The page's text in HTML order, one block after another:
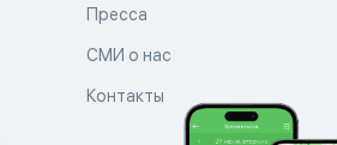
Пресса
СМИ о нас
Контакты